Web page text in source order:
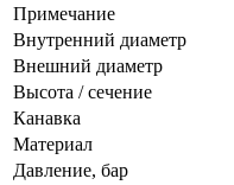
Примечание
Внутренний диаметр
Внешний диаметр
Высота / сечение
Канавка
Материал
Давление, бар